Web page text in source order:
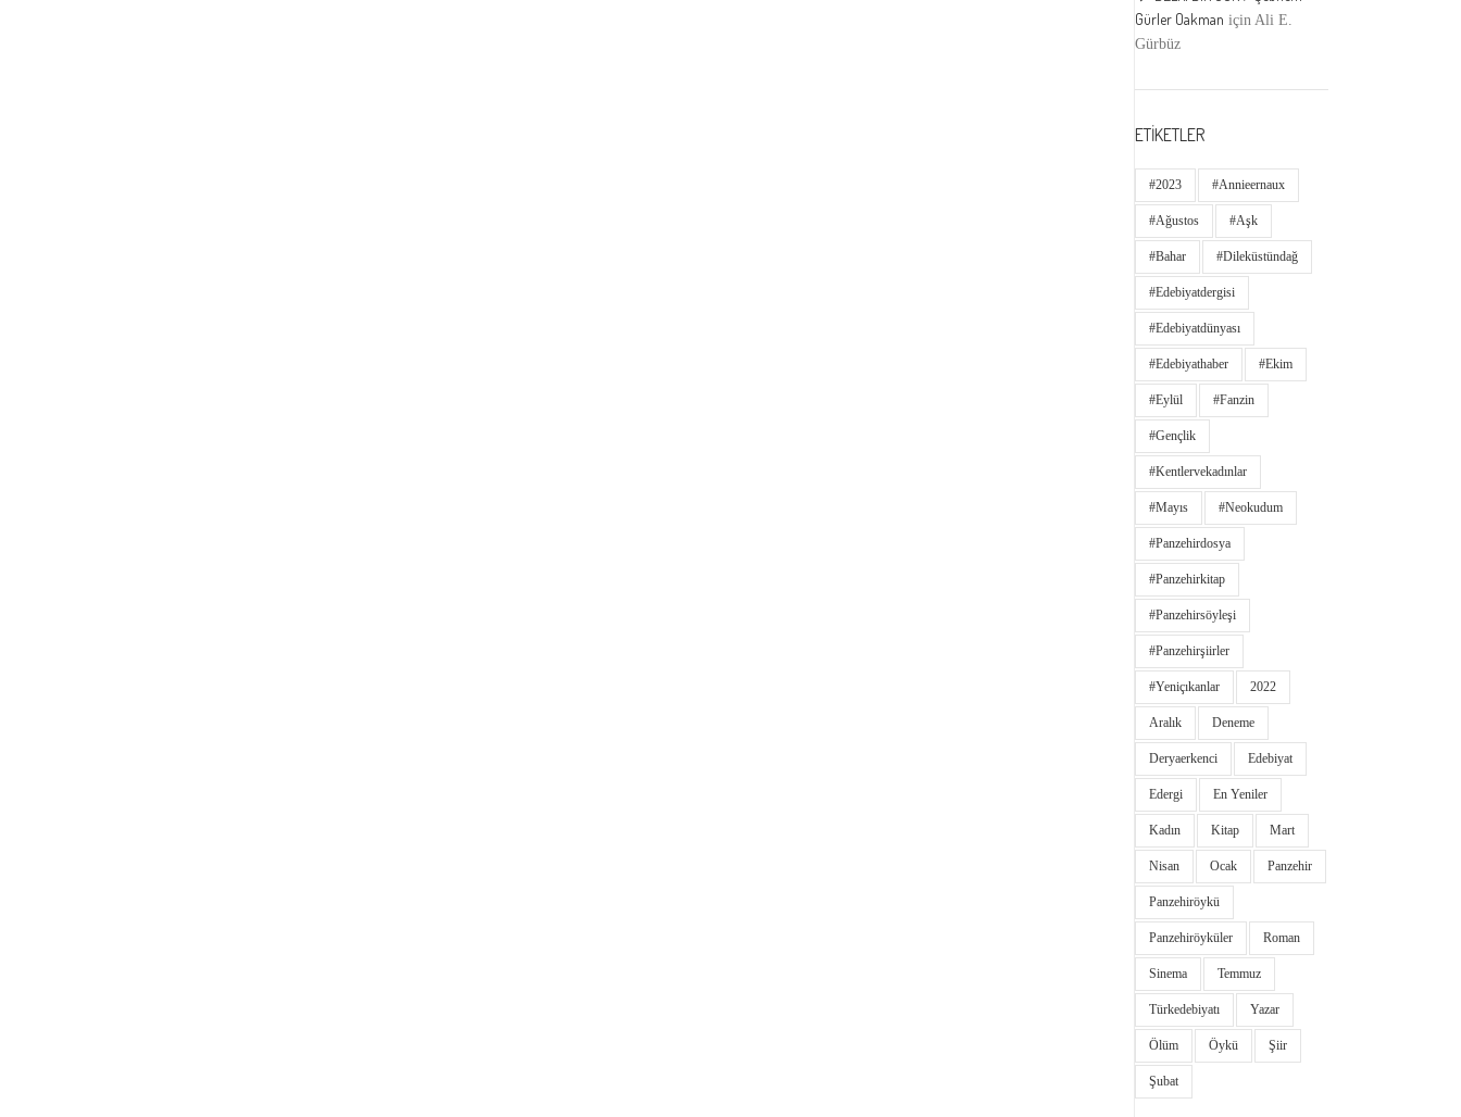
Gürler Oakman içinAli E.
Gürbüz
ETİKETLER
#2023 #annieernaux
#ağustos #aşk
#bahar #dileküstündağ
#edebiyatdergisi
#edebiyatdünyası
#edebiyathaber #ekim
#eylül #fanzin
#gençlik
#kentlervekadınlar
#Mayıs #neokudum
#panzehirdosya
#panzehirkitap
#panzehirsöyleşi
#panzehirşiirler
#yeniçıkanlar 2022
Aralık Deneme
Deryaerkenci Edebiyat
Edergi En Yeniler
Kadın Kitap Mart
Nisan Ocak Panzehir
Panzehiröykü
Panzehiröyküler Roman
Sinema Temmuz
Türkedebiyatı Yazar
Ölüm Öykü Şiir
Şubat